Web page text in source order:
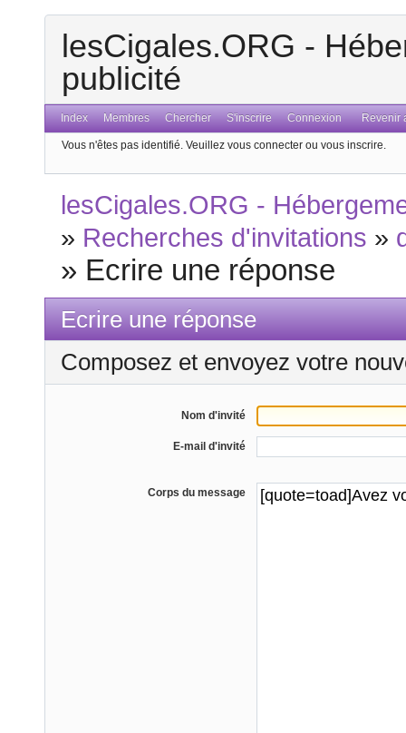
lesCigales.ORG -
publicité
Index Membres Chercher S'inscrire Connexion Revenir
Vous n'êtes pas identifié. Veuillez vous connecter ou vous inscrire.
lesCigales.ORG -
» Recherches d'invitations »
» Ecrire une réponse
Ecrire une réponse
Composez et envoyez votre
Nom d'invité
E-mail d'invité
Corps du message